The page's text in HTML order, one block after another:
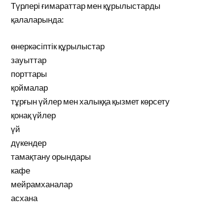
Түрлері ғимараттар мен құрылыстарды
қалаларында:
өнеркәсіптік құрылыстар
зауыттар
порттары
қоймалар
тұрғын үйлер мен халыққа қызмет көрсету
қонақ үйлер
үй
дүкендер
тамақтану орындары
кафе
мейрамханалар
асхана